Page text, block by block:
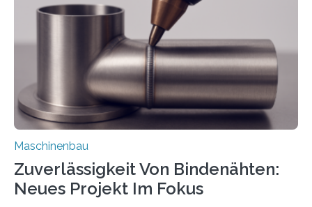
besser in spezifische Unternehmensprozesse
einzubinden. Sankt Augustin – Zur Messe FACHPACK
vom 23. bis 25. September in Nürnberg…
Maschinenbau
Zuverlässigkeit Von Bindenähten:
Neues Projekt Im Fokus